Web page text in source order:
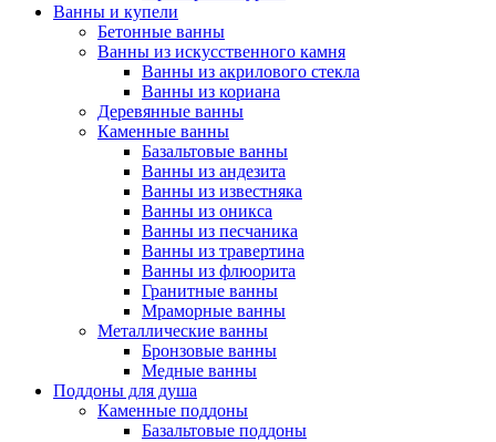
Ванны и купели
Бетонные ванны
Ванны из искусственного камня
Ванны из акрилового стекла
Ванны из кориана
Деревянные ванны
Каменные ванны
Базальтовые ванны
Ванны из андезита
Ванны из известняка
Ванны из оникса
Ванны из песчаника
Ванны из травертина
Ванны из флюорита
Гранитные ванны
Мраморные ванны
Металлические ванны
Бронзовые ванны
Медные ванны
Поддоны для душа
Каменные поддоны
Базальтовые поддоны